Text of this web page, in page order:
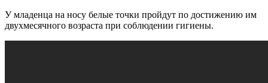
У младенца на носу белые точки пройдут по достижению им
двухмесячного возраста при соблюдении гигиены.